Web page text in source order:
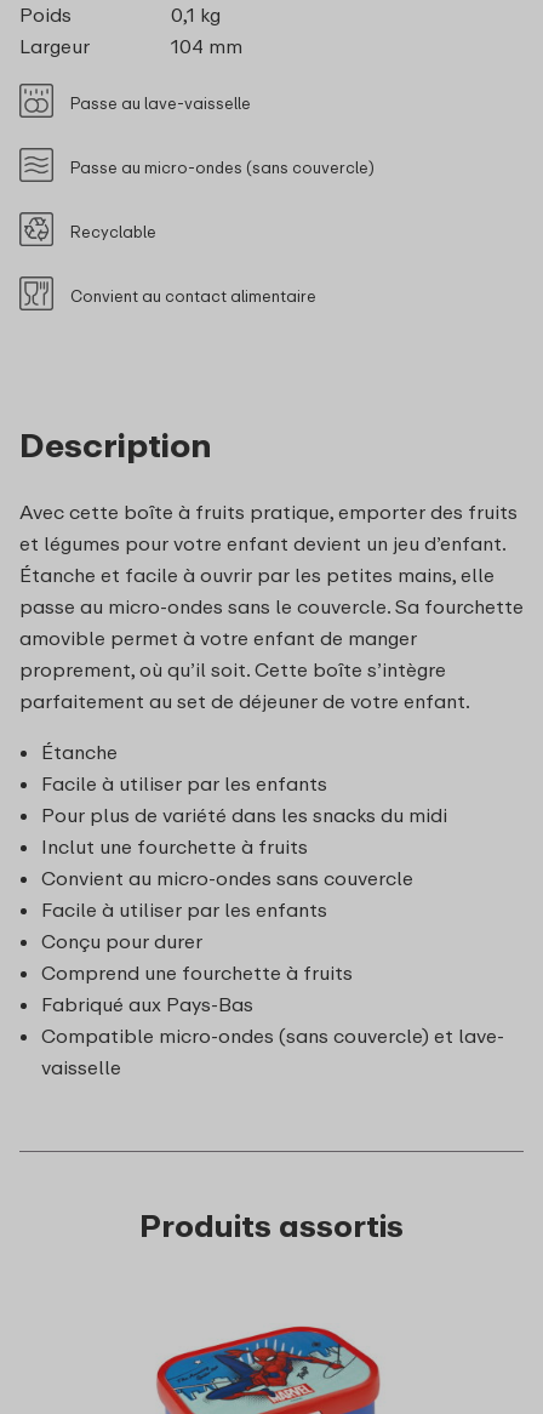
Description
Avec cette boîte à fruits pratique, emporter des fruits
et légumes pour votre enfant devient un jeu d’enfant.
Étanche et facile à ouvrir par les petites mains, elle
passe au micro-ondes sans le couvercle. Sa fourchette
amovible permet à votre enfant de manger
proprement, où qu’il soit. Cette boîte s’intègre
parfaitement au set de déjeuner de votre enfant.
Étanche
Facile à utiliser par les enfants
Pour plus de variété dans les snacks du midi
Inclut une fourchette à fruits
Convient au micro-ondes sans couvercle
Facile à utiliser par les enfants
Conçu pour durer
Comprend une fourchette à fruits
Fabriqué aux Pays-Bas
Compatible micro-ondes (sans couvercle) et lave-
vaisselle
Poids
0,1 kg
Largeur
104 mm
Passe au lave-vaisselle
Passe au micro-ondes (sans couvercle)
Recyclable
Convient au contact alimentaire
Produits assortis